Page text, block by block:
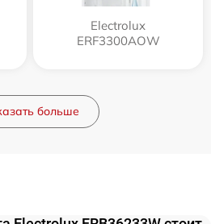
Electrolux
ERF3300AOW
больше